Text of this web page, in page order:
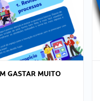
GASTAR MUITO